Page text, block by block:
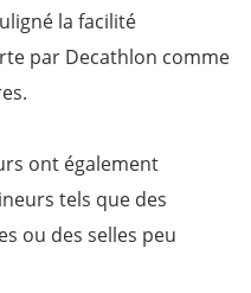
la facilité
par Decathlon comme
ont également
tels que des
ou des selles peu